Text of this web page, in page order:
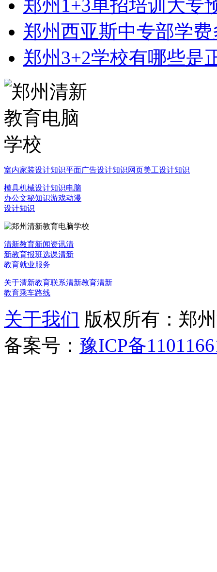
郑州1+3单招培训大专
郑州西亚斯中专部学
郑州3+2学校有哪些是
室内家装设计知识平面广告设计知识网页美工设计知识
模具机械设计知识电脑
办公文秘知识游戏动漫
设计知识
清新教育新闻资讯清
新教育报班选课清新
教育就业服务
关于清新教育联系清新教育清新
教育乘车路线
关于我们 版权所有：郑
备案号： 豫ICP备